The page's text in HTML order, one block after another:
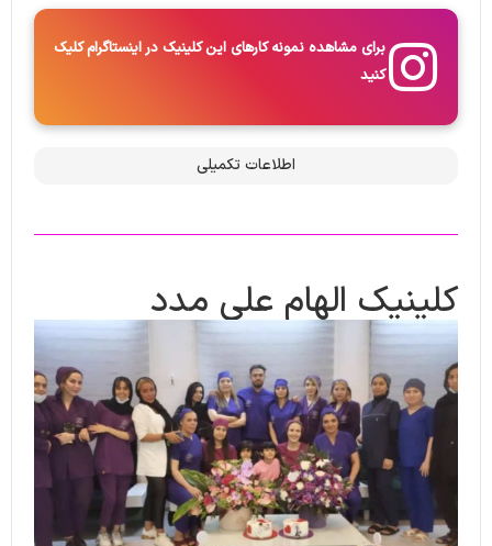
برای مشاهده نمونه کارهای این کلینیک در اینستاگرام کلیک
کنید
اطلاعات تکمیلی
کلینیک الهام علی مدد